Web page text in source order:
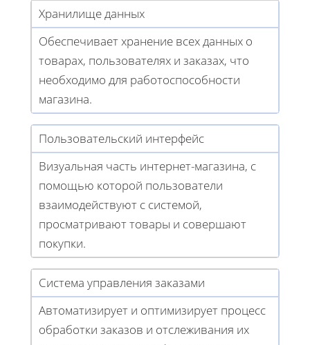
Хранилище данных
Обеспечивает хранение всех данных о
товарах, пользователях и заказах, что
необходимо для работоспособности
магазина.
Пользовательский интерфейс
Визуальная часть интернет-магазина, с
помощью которой пользователи
взаимодействуют с системой,
просматривают товары и совершают
покупки.
Система управления заказами
Автоматизирует и оптимизирует процесс
обработки заказов и отслеживания их